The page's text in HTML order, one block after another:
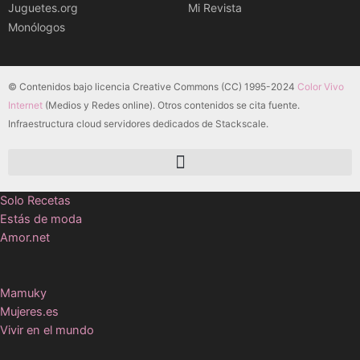
Juguetes.org
Monólogos
Mi Revista
© Contenidos bajo licencia Creative Commons (CC) 1995-2024 Color Vivo
Internet (Medios y Redes online). Otros contenidos se cita fuente.
Infraestructura cloud servidores dedicados de Stackscale.
Solo Recetas
Estás de moda
Amor.net
Mamuky
Mujeres.es
Vivir en el mundo